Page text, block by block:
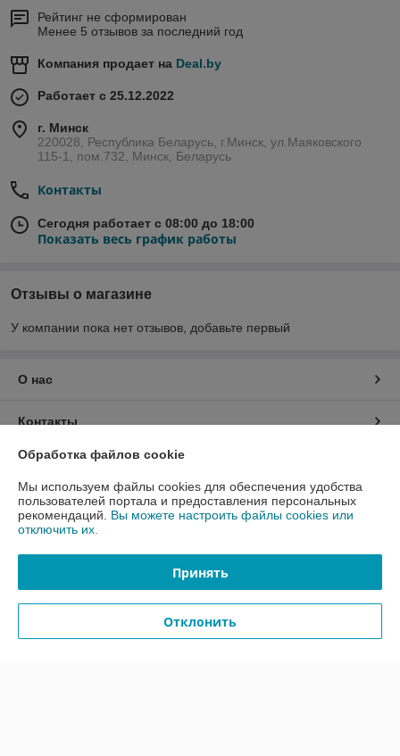
Рейтинг не сформирован
Менее 5 отзывов за последний год
Компания продает на Deal.by
Работает с 25.12.2022
г. Минск
220028, Республика Беларусь, г.Минск, ул.Маяковского
115-1, пом.732, Минск, Беларусь
Контакты
Сегодня работает с 08:00 до 18:00
Показать весь график работы
Отзывы о магазине
У компании пока нет отзывов, добавьте первый
О нас
Контакты
Доставка и оплата
График работы
Политика обработки cookies
Сайт создан на платформе Deal.by
Обработка файлов cookie
Мы используем файлы cookies для обеспечения удобства
пользователей портала и предоставления персональных
рекомендаций. Вы можете настроить файлы cookies или
отключить их.
Принять
Отклонить